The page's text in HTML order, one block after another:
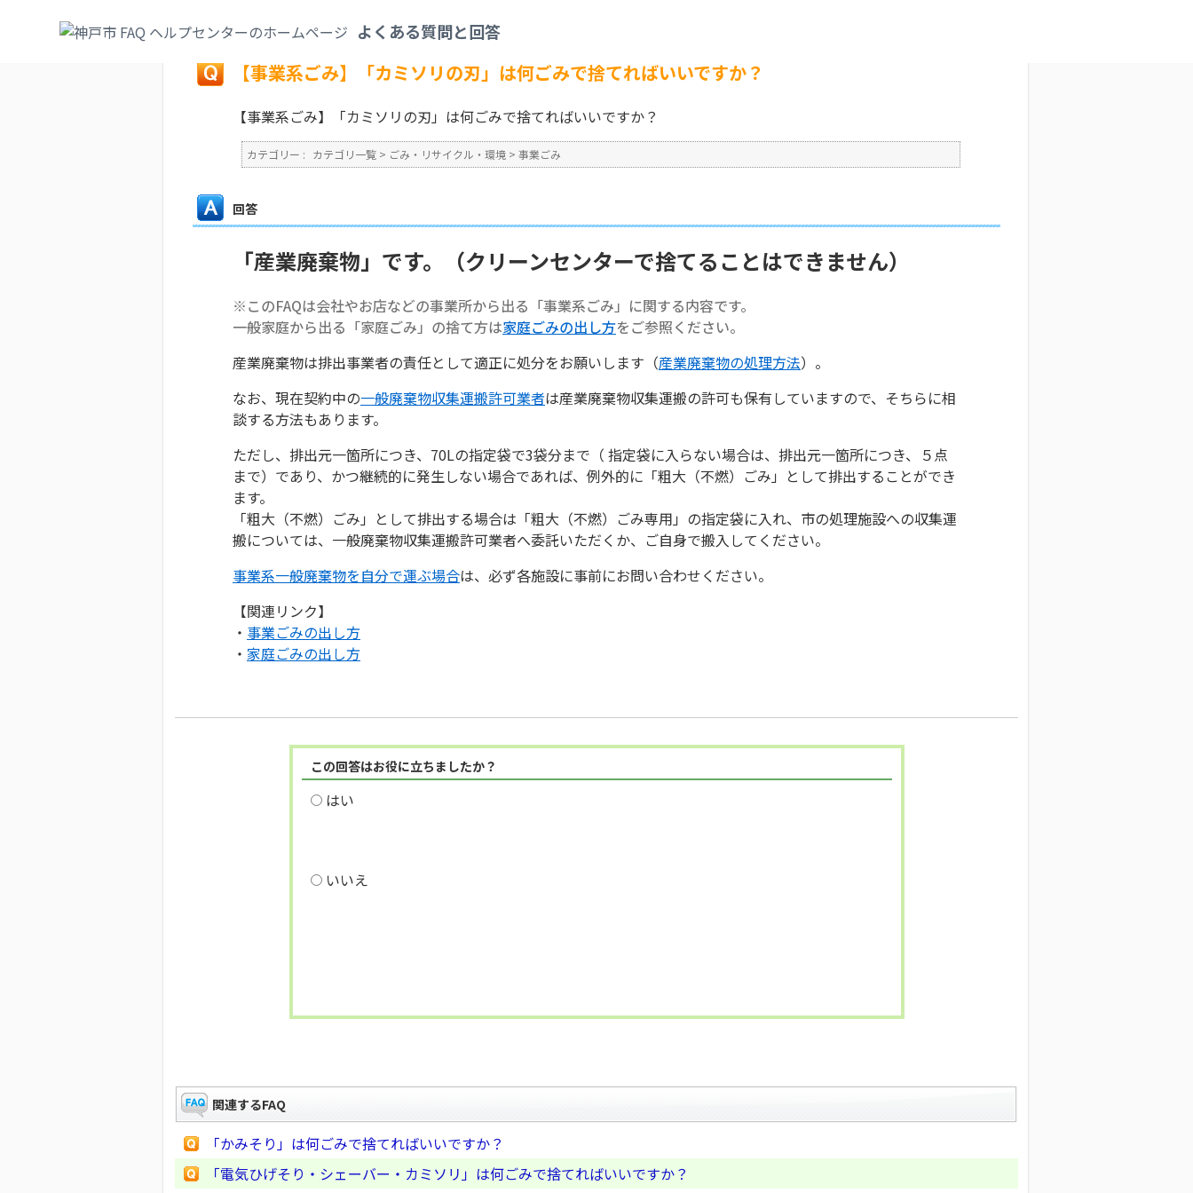
よくある質問と回答
戻る
【事業系ごみ】「カミソリの刃」は何ごみで捨てればいいですか？
【事業系ごみ】「カミソリの刃」は何ごみで捨てればいいですか？
カテゴリー : カテゴリ一覧 > ごみ・リサイクル・環境 > 事業ごみ
回答
「産業廃棄物」です。（クリーンセンターで捨てることはできません）
※このFAQは会社やお店などの事業所から出る「事業系ごみ」に関する内容です。
一般家庭から出る「家庭ごみ」の捨て方は家庭ごみの出し方をご参照ください。
産業廃棄物は排出事業者の責任として適正に処分をお願いします（産業廃棄物の処理方法）。
なお、現在契約中の一般廃棄物収集運搬許可業者は産業廃棄物収集運搬の許可も保有していますので、そちらに相
談する方法もあります。
ただし、排出元一箇所につき、70Lの指定袋で3袋分まで（ 指定袋に入らない場合は、排出元一箇所につき、５点
まで）であり、かつ継続的に発生しない場合であれば、例外的に「粗大（不燃）ごみ」として排出することができ
ます。
「粗大（不燃）ごみ」として排出する場合は「粗大（不燃）ごみ専用」の指定袋に入れ、市の処理施設への収集運
搬については、一般廃棄物収集運搬許可業者へ委託いただくか、ご自身で搬入してください。
事業系一般廃棄物を自分で運ぶ場合は、必ず各施設に事前にお問い合わせください。
【関連リンク】
・ 事業ごみの出し方
・ 家庭ごみの出し方
この回答はお役に立ちましたか？
はい
いいえ
関連するFAQ
「かみそり」は何ごみで捨てればいいですか？
「電気ひげそり・シェーバー・カミソリ」は何ごみで捨てればいいですか？